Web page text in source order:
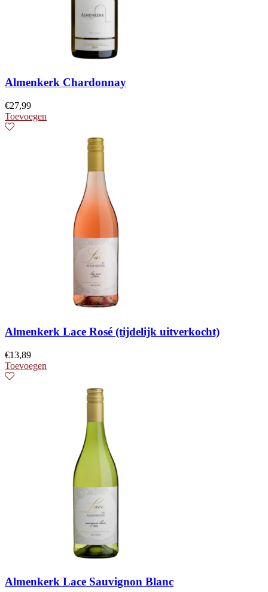
Almenkerk Chardonnay
€27,99
Toevoegen
Almenkerk Lace Rosé (tijdelijk uitverkocht)
€13,89
Toevoegen
Almenkerk Lace Sauvignon Blanc